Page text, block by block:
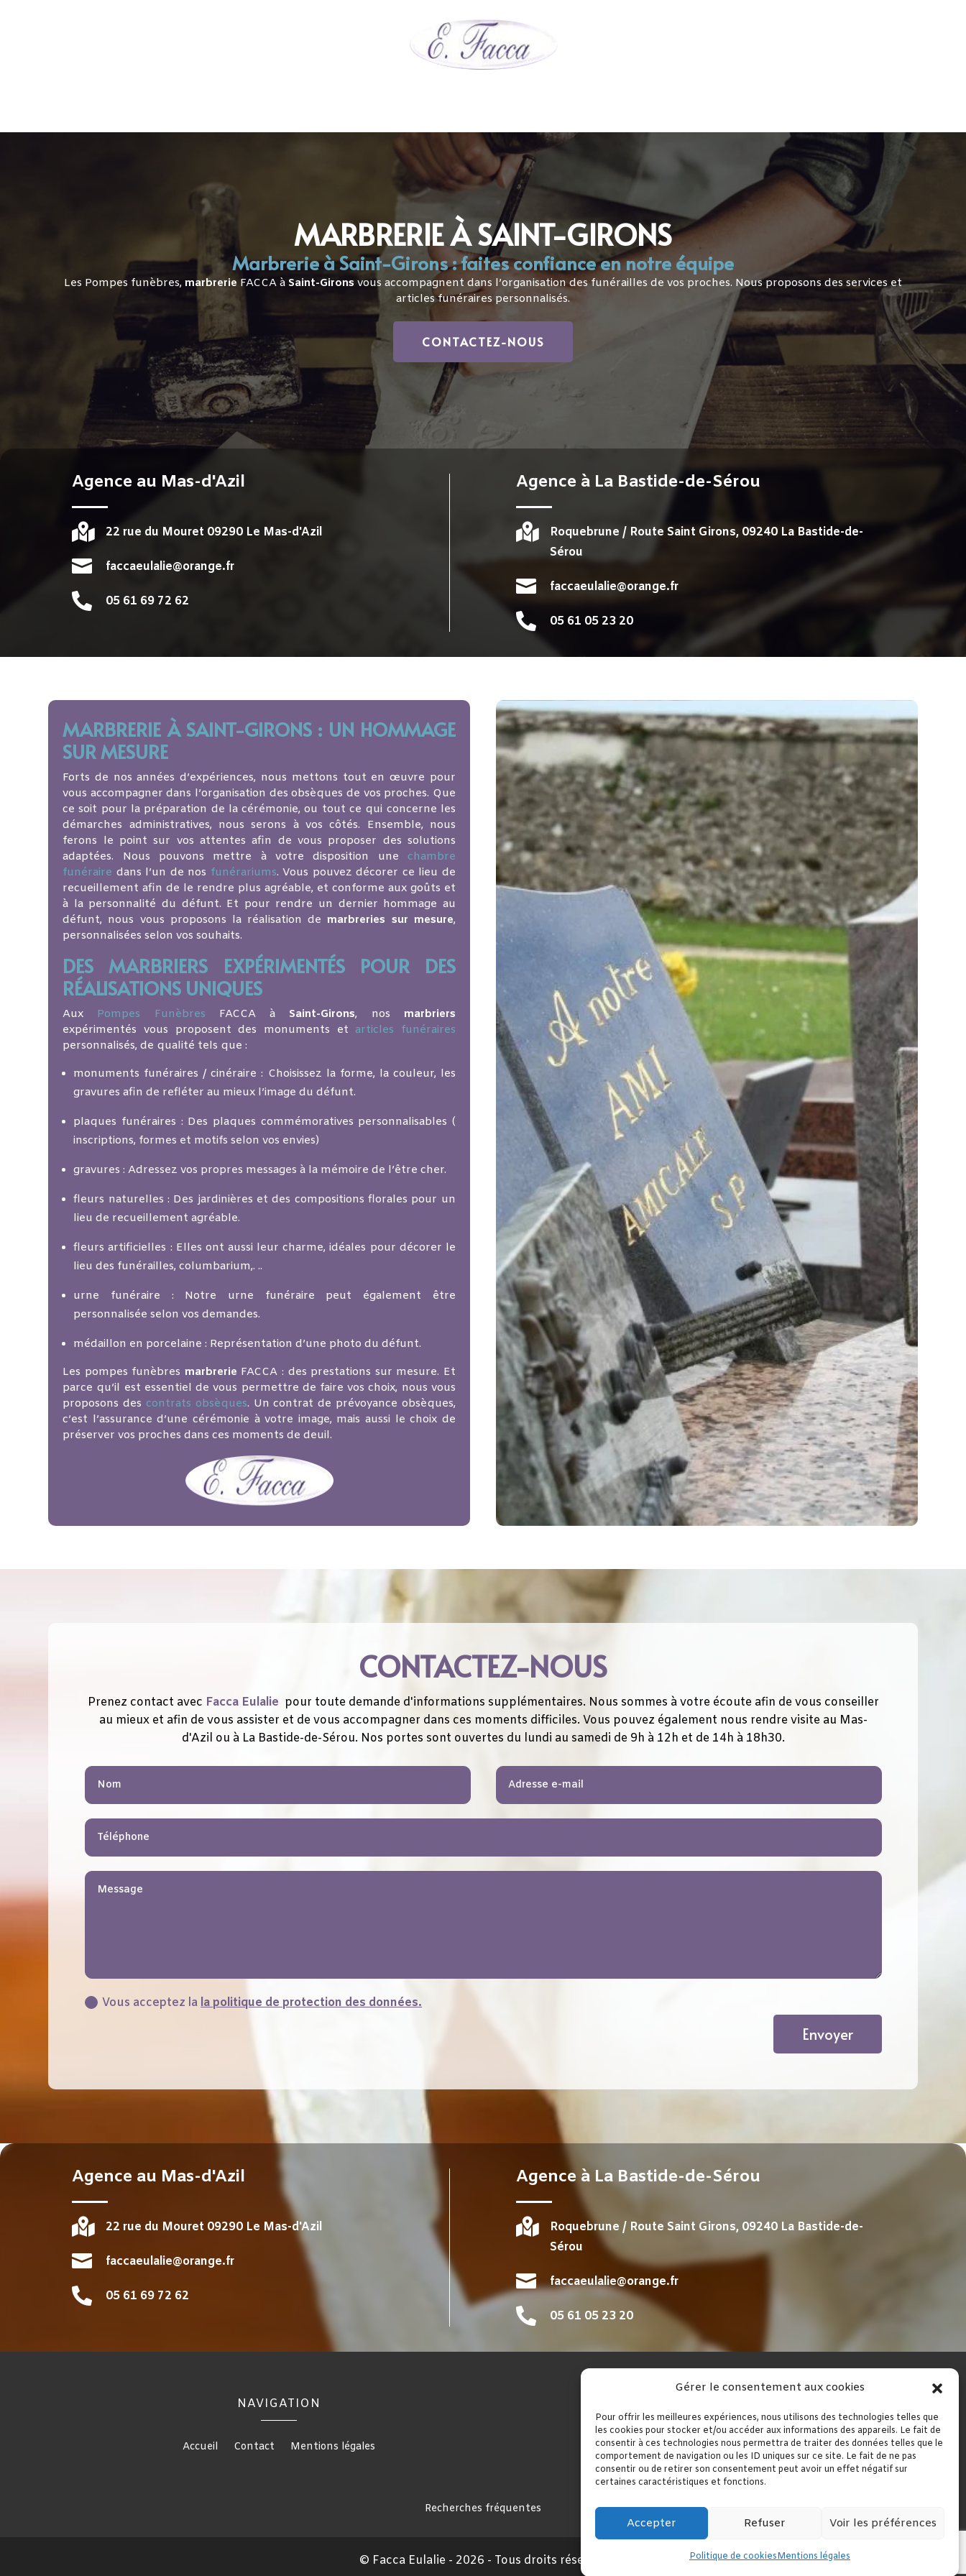
Gérer le consentement aux cookies
Pour offrir les meilleures expériences, nous utilisons des technologies telles que
les cookies pour stocker et/ou accéder aux informations des appareils. Le fait de
consentir à ces technologies nous permettra de traiter des données telles que le
comportement de navigation ou les ID uniques sur ce site. Le fait de ne pas
consentir ou de retirer son consentement peut avoir un effet négatif sur
certaines caractéristiques et fonctions.
Accepter Refuser Voir les préférences
Politique de cookiesMentions légales
MARBRERIE À SAINT-GIRONS
Marbrerie à Saint-Girons : faites confiance en notre équipe
Les Pompes funèbres, marbrerie FACCA à Saint-Girons vous accompagnent dans l’organisation des funérailles de vos proches. Nous proposons des services et
articles funéraires personnalisés.
CONTACTEZ-NOUS
Agence au Mas-d'Azil
 22 rue du Mouret 09290 Le Mas-d'Azil
 faccaeulalie@orange.fr
 05 61 69 72 62
Agence à La Bastide-de-Sérou

Roquebrune / Route Saint Girons, 09240 La Bastide-de-
Sérou
 faccaeulalie@orange.fr
 05 61 05 23 20
MARBRERIE À SAINT-GIRONS : UN HOMMAGE
SUR MESURE
Forts de nos années d’expériences, nous mettons tout en œuvre pour
vous accompagner dans l’organisation des obsèques de vos proches. Que
ce soit pour la préparation de la cérémonie, ou tout ce qui concerne les
démarches administratives, nous serons à vos côtés. Ensemble, nous
ferons le point sur vos attentes afin de vous proposer des solutions
adaptées. Nous pouvons mettre à votre disposition une chambre
funéraire dans l’un de nos funérariums. Vous pouvez décorer ce lieu de
recueillement afin de le rendre plus agréable, et conforme aux goûts et
à la personnalité du défunt. Et pour rendre un dernier hommage au
défunt, nous vous proposons la réalisation demarbreries sur mesure,
personnalisées selon vos souhaits.
DES MARBRIERS EXPÉRIMENTÉS POUR DES
RÉALISATIONS UNIQUES
Aux Pompes Funèbres FACCA à Saint-Girons, nos marbriers
expérimentés vous proposent des monuments et articles funéraires
personnalisés, de qualité tels que :
monuments funéraires / cinéraire : Choisissez la forme, la couleur, les
gravures afin de refléter au mieux l’image du défunt.
plaques funéraires : Des plaques commémoratives personnalisables (
inscriptions, formes et motifs selon vos envies)
gravures : Adressez vos propres messages à la mémoire de l’être cher.
fleurs naturelles : Des jardinières et des compositions florales pour un
lieu de recueillement agréable.
fleurs artificielles : Elles ont aussi leur charme, idéales pour décorer le
lieu des funérailles, columbarium,. ..
urne funéraire : Notre urne funéraire peut également être
personnalisée selon vos demandes.
médaillon en porcelaine : Représentation d’une photo du défunt.
Les pompes funèbres marbrerie FACCA : des prestations sur mesure. Et
parce qu’il est essentiel de vous permettre de faire vos choix, nous vous
proposons des contrats obsèques. Un contrat de prévoyance obsèques,
c’est l’assurance d’une cérémonie à votre image, mais aussi le choix de
préserver vos proches dans ces moments de deuil.
CONTACTEZ-NOUS
Prenez contact avec Facca Eulalie pour toute demande d'informations supplémentaires. Nous sommes à votre écoute afin de vous conseiller
au mieux et afin de vous assister et de vous accompagner dans ces moments difficiles. Vous pouvez également nous rendre visite au Mas-
d'Azil ou à La Bastide-de-Sérou. Nos portes sont ouvertes du lundi au samedi de 9h à 12h et de 14h à 18h30.
Vous acceptez la la politique de protection des données.
Envoyer
Agence au Mas-d'Azil
 22 rue du Mouret 09290 Le Mas-d'Azil
 faccaeulalie@orange.fr
 05 61 69 72 62
Agence à La Bastide-de-Sérou

Roquebrune / Route Saint Girons, 09240 La Bastide-de-
Sérou
 faccaeulalie@orange.fr
 05 61 05 23 20
NAVIGATION
Accueil Contact Mentions légales
Recherches fréquentes
Articles funéraires à Pamiers
Pompes funèbres à Pamiers
Marbrerie à Pamiers Chambres funéraires à Foix Contrats obsèques à Foix Articles funéraires à Foix
© Facca Eulalie - 2026 - Tous droits réservés